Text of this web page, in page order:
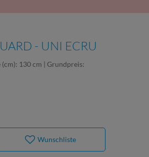
- UNI ECRU
130 cm | Grundpreis:
Wunschliste